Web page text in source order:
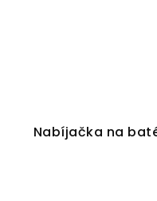
Nabíjačka na